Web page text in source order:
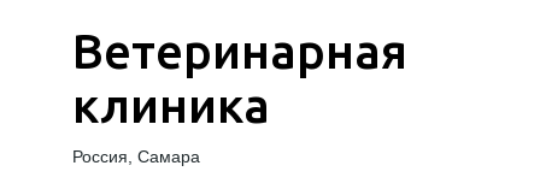
Ветеринарная
клиника
Россия, Самара